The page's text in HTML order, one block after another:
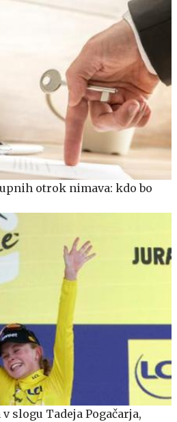
otrok nimava: kdo bo
slogu Tadeja Pogačarja,